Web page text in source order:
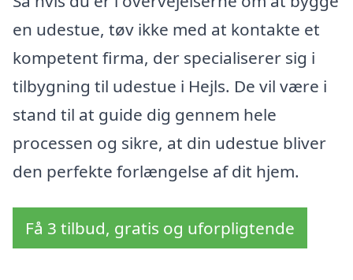
en udestue, tøv ikke med at kontakte et
kompetent firma, der specialiserer sig i
tilbygning til udestue i Hejls. De vil være i
stand til at guide dig gennem hele
processen og sikre, at din udestue bliver
den perfekte forlængelse af dit hjem.
Få 3 tilbud, gratis og uforpligtende